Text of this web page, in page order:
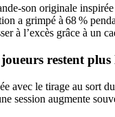
originale
a grimpé à 68 %
à l’excès grâce à
restent
le tirage au sort
session augmente